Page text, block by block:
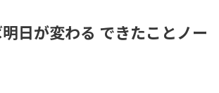
日が変わる できたことノー